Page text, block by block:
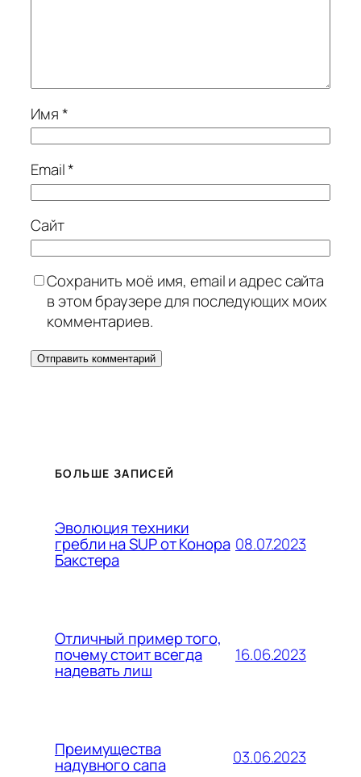
Имя*
Email*
Сайт
Сохранить моё имя, email и адрес сайта
в этом браузере для последующих моих
комментариев.
БОЛЬШЕ ЗАПИСЕЙ
Эволюция техники
гребли на SUP от Конора
Бакстера
08.07.2023
Отличный пример того,
почему стоит всегда
надевать лиш
16.06.2023
Преимущества
надувного сапа 03.06.2023